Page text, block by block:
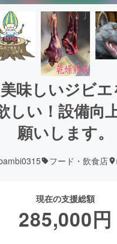
味しいジビエ
しい！設備向
願いします。
フード・飲食店
現在の支援総額
285,000円